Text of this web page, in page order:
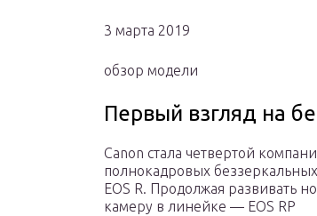
3 марта 2019
обзор модели
Первый взгляд на
Canon стала четвертой
полнокадровых
EOS R. Продолжая развивать
камеру в линейке — EOS RP